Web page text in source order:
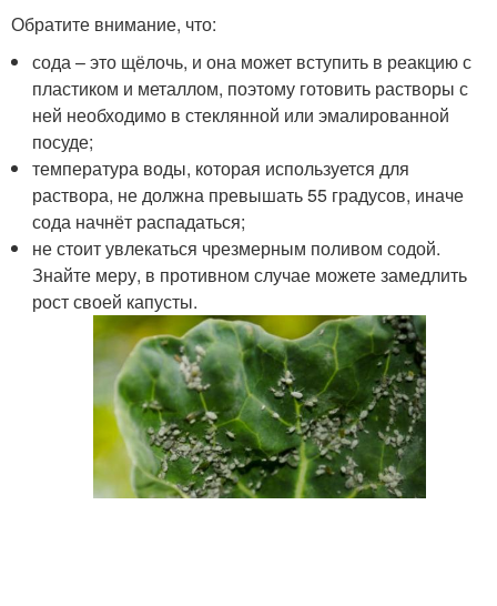
Обратите внимание, что:
сода – это щёлочь, и она может вступить в реакцию с
пластиком и металлом, поэтому готовить растворы с
ней необходимо в стеклянной или эмалированной
посуде;
температура воды, которая используется для
раствора, не должна превышать 55 градусов, иначе
сода начнёт распадаться;
не стоит увлекаться чрезмерным поливом содой.
Знайте меру, в противном случае можете замедлить
рост своей капусты.